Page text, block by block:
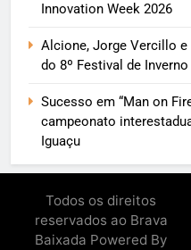
Innovation Week 2026
Alcione, Jorge Vercillo
do 8º Festival de
Sucesso em “Man on
campeonato
Iguaçu
Todos os direitos
reservados ao Brava
Baixada Powered By